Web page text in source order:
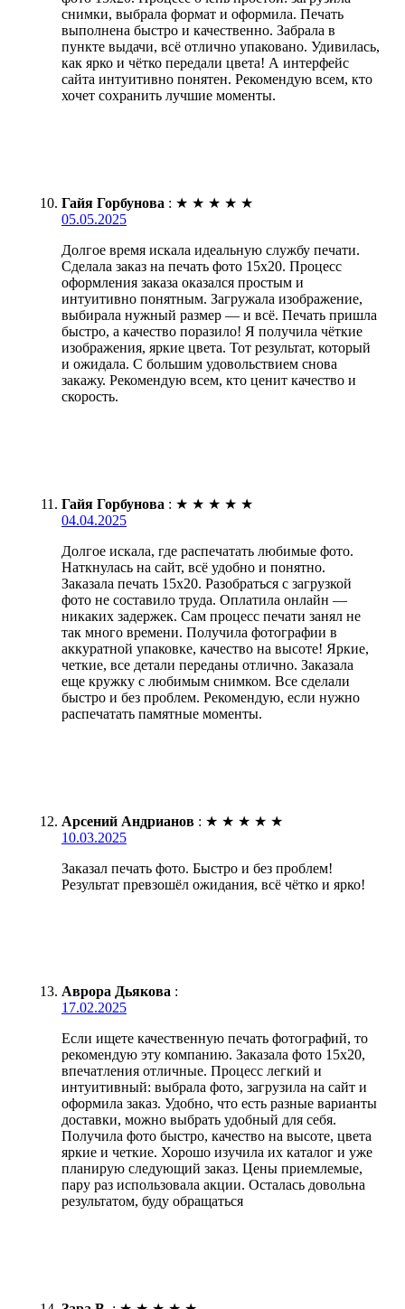
снимки, выбрала формат и оформила. Печать
выполнена быстро и качественно. Забрала в
пункте выдачи, всё отлично упаковано. Удивилась,
как ярко и чётко передали цвета! А интерфейс
сайта интуитивно понятен. Рекомендую всем, кто
хочет сохранить лучшие моменты.
Гайя Горбунова : ★ ★ ★ ★ ★
05.05.2025
Долгое время искала идеальную службу печати.
Сделала заказ на печать фото 15х20. Процесс
оформления заказа оказался простым и
интуитивно понятным. Загружала изображение,
выбирала нужный размер — и всё. Печать пришла
быстро, а качество поразило! Я получила чёткие
изображения, яркие цвета. Тот результат, который
и ожидала. С большим удовольствием снова
закажу. Рекомендую всем, кто ценит качество и
скорость.
Гайя Горбунова : ★ ★ ★ ★ ★
04.04.2025
Долгое искала, где распечатать любимые фото.
Наткнулась на сайт, всё удобно и понятно.
Заказала печать 15х20. Разобраться с загрузкой
фото не составило труда. Оплатила онлайн —
никаких задержек. Сам процесс печати занял не
так много времени. Получила фотографии в
аккуратной упаковке, качество на высоте! Яркие,
четкие, все детали переданы отлично. Заказала
еще кружку с любимым снимком. Все сделали
быстро и без проблем. Рекомендую, если нужно
распечатать памятные моменты.
Арсений Андрианов : ★ ★ ★ ★ ★
10.03.2025
Заказал печать фото. Быстро и без проблем!
Результат превзошёл ожидания, всё чётко и ярко!
Аврора Дьякова :
17.02.2025
Если ищете качественную печать фотографий, то
рекомендую эту компанию. Заказала фото 15х20,
впечатления отличные. Процесс легкий и
интуитивный: выбрала фото, загрузила на сайт и
оформила заказ. Удобно, что есть разные варианты
доставки, можно выбрать удобный для себя.
Получила фото быстро, качество на высоте, цвета
яркие и четкие. Хорошо изучила их каталог и уже
планирую следующий заказ. Цены приемлемые,
пару раз использовала акции. Осталась довольна
результатом, буду обращаться